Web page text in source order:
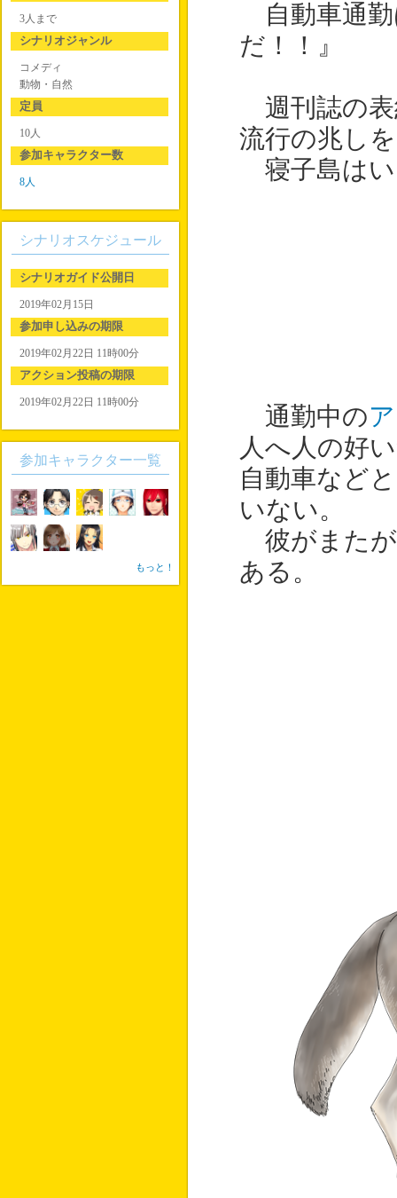
自動車通
だ！！』
週刊誌の表
流行の兆し
寝子島はい
通勤中の
人へ人の好
自動車など
いない。
彼がまたが
ある。
3人まで
シナリオジャンル
コメディ
動物・自然
定員
10人
参加キャラクター数
8人
シナリオスケジュール
シナリオガイド公開日
2019年02月15日
参加申し込みの期限
2019年02月22日 11時00分
アクション投稿の期限
2019年02月22日 11時00分
参加キャラクター一覧
もっと！